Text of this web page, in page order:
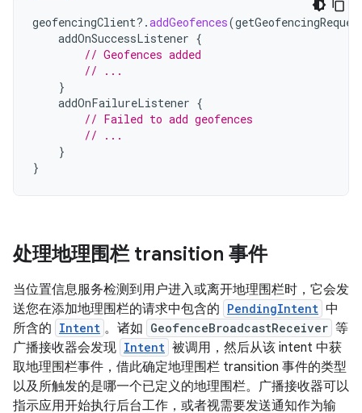
geofencingClient?.addGeofences(
addOnSuccessListener {
// Geofences added
// ...
}
addOnFailureListener {
// Failed to add geofences
// ...
}
}
处理地理围栏 transition 事件
当位置信息服务检测到用户进入或离开地理围栏时，它会发
送您在添加地理围栏的请求中包含的 PendingIntent 中
所含的 Intent 。诸如 GeofenceBroadcastReceiver 等
广播接收器会发现 Intent 被调用，然后从该 intent 中获
取地理围栏事件，借此确定地理围栏 transition 事件的类型
以及所触发的是哪一个已定义的地理围栏。广播接收器可以
指示应用开始执行后台工作，或者视需要发送通知作为输